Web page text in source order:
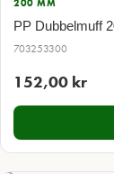
200 MM
PP Dubbelmuff
703253300
152,00 kr